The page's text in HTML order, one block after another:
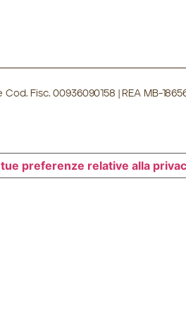
Fisc. 00936090158 | REA MB-
tue preferenze relative alla